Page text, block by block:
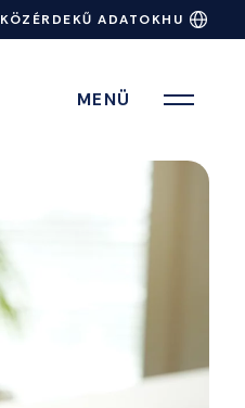
KÖZÉRDEKŰ ADATOKHU
MENÜ